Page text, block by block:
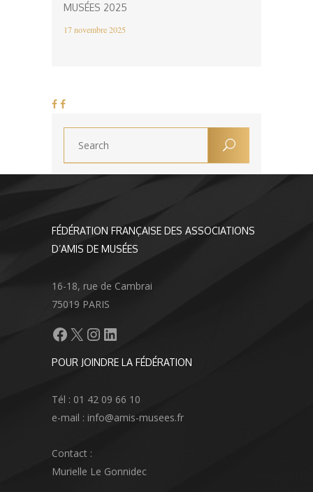
MUSÉES 2025
17 novembre 2025
FÉDÉRATION FRANÇAISE DES ASSOCIATIONS
D’AMIS DE MUSÉES
16-18, rue de Cambrai
75019 PARIS
Facebook
X Instagram
LinkedIn
POUR JOINDRE LA FÉDÉRATION
Tél : 01 42 09 66 10
e-mail : info@amis-musees.fr
Contact :
Murielle Le Gonnidec